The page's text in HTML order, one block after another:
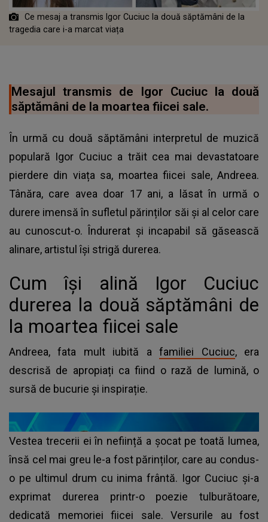
Ce mesaj a transmis Igor Cuciuc la două săptămâni de la
tragedia care i-a marcat viața
Mesajul transmis de Igor Cuciuc la două
săptămâni de la moartea fiicei sale.
În urmă cu două săptămâni interpretul de muzică
populară Igor Cuciuc a trăit cea mai devastatoare
pierdere din viața sa, moartea fiicei sale, Andreea.
Tânăra, care avea doar 17 ani, a lăsat în urmă o
durere imensă în sufletul părinților săi și al celor care
au cunoscut-o. Îndurerat și incapabil să găsească
alinare, artistul își strigă durerea.
Cum își alină Igor Cuciuc
durerea la două săptămâni de
la moartea fiicei sale
Andreea, fata mult iubită afamiliei Cuciuc, era
descrisă de apropiați ca fiind o rază de lumină, o
sursă de bucurie și inspirație.
Vestea trecerii ei în neființă a șocat pe toată lumea,
însă cel mai greu le-a fost părinților, care au condus-
o pe ultimul drum cu inima frântă. Igor Cuciuc și-a
exprimat durerea printr-o poezie tulburătoare,
dedicată memoriei fiicei sale. Versurile au fost